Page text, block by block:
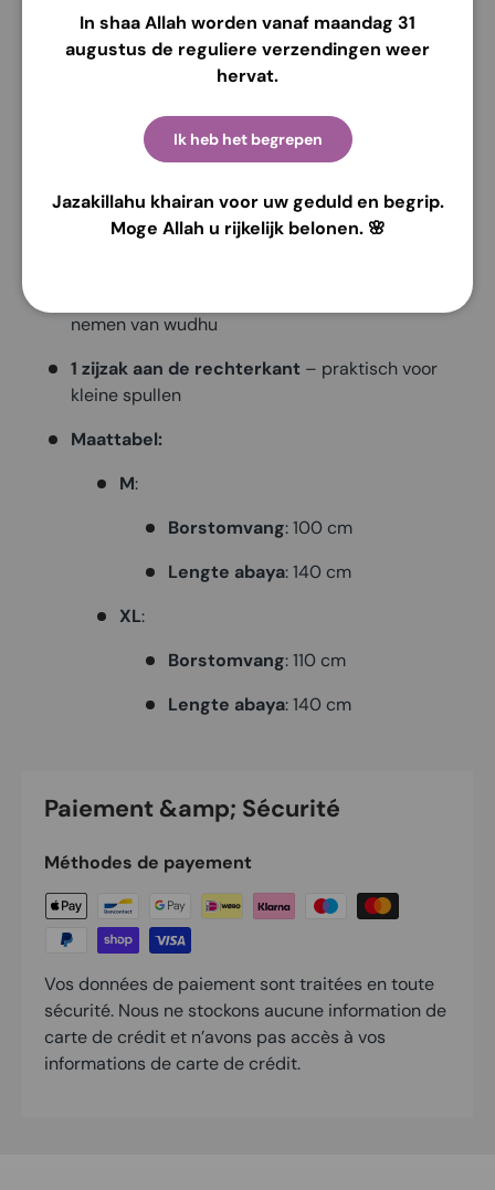
aanvoelt op de huid – ideaal voor dagelijks gebruik.
Rayon Twill Premium
Ruffleonder de borst voor een elegante
Knoopsluiting aan de voorkant–
nemen van wudhu
1 zijzak aan de rechterkant – praktisch voor
kleine spullen
Maattabel:
M:
Borstomvang: 100 cm
Lengte abaya: 140 cm
XL:
Borstomvang: 110 cm
Lengte abaya: 140 cm
Paiement &amp; Sécurité
Méthodes de payement
Vos données de paiement sont traitées en toute
sécurité. Nous ne stockons aucune information de
carte de crédit et n’avons pas accès à vos
informations de carte de crédit.
In shaa Allah worden vanaf maandag 31
augustus de reguliere verzendingen weer
hervat.
Ik heb het begrepen
Jazakillahu khairan voor uw geduld en begrip.
Moge Allah u rijkelijk belonen. 🌸